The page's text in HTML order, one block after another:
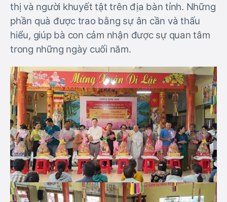
thị và người khuyết tật trên địa bàn tỉnh. Những
phần quà được trao bằng sự ân cần và thấu
hiểu, giúp bà con cảm nhận được sự quan tâm
trong những ngày cuối năm.